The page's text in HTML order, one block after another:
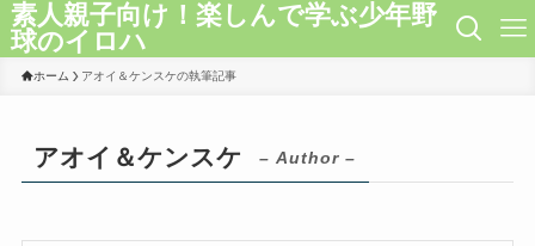
素人親子向け！楽しんで学ぶ少年野
球のイロハ
ホーム アオイ＆ケンスケの執筆記事
アオイ＆ケンスケ – Author –